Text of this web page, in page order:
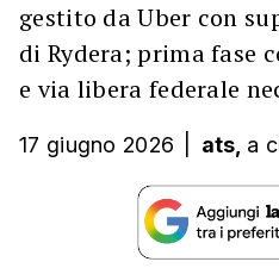
gestito da Uber con
di Rydera; prima fase
e via libera federale
17 giugno 2026 ats, a